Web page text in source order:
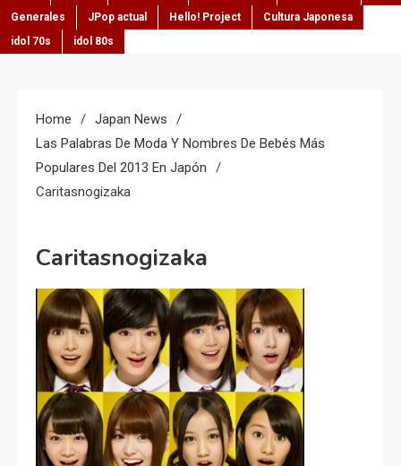
Generales
JPop actual Hello! Project
Cultura Japonesa
idol 70s
idol 80s
Home
Japan News
Las Palabras De Moda Y Nombres De Bebés Más
Populares Del 2013 En Japón
Caritasnogizaka
Caritasnogizaka